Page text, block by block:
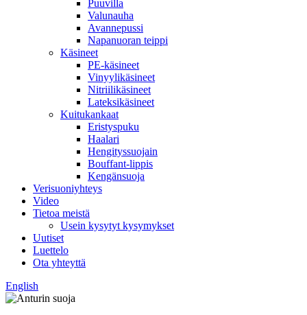
Puuvilla
Valunauha
Avannepussi
Napanuoran teippi
Käsineet
PE-käsineet
Vinyylikäsineet
Nitriilikäsineet
Lateksikäsineet
Kuitukankaat
Eristyspuku
Haalari
Hengityssuojain
Bouffant-lippis
Kengänsuoja
Verisuoniyhteys
Video
Tietoa meistä
Usein kysytyt kysymykset
Uutiset
Luettelo
Ota yhteyttä
English